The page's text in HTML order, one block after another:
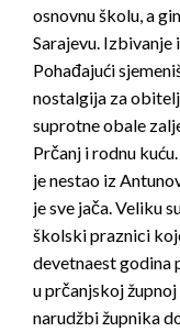
osnovnu školu, a
Sarajevu. Izbivanje
Pohađajući
nostalgija za
suprotne obale
Prčanj i rodnu
je nestao iz
je sve jača. Veliku
školski praznici
devetnaest godina
u prčanjskoj
narudžbi župnika